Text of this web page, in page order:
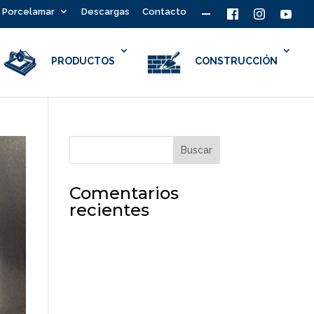
Porcelamar Descargas Contacto
PRODUCTOS CONSTRUCCIÓN
Comentarios
recientes